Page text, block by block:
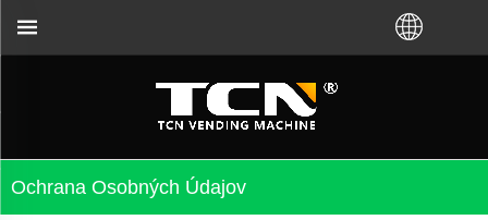
Ochrana Osobných Údajov
či ste si kúpili VM od továrne TCN alebo od